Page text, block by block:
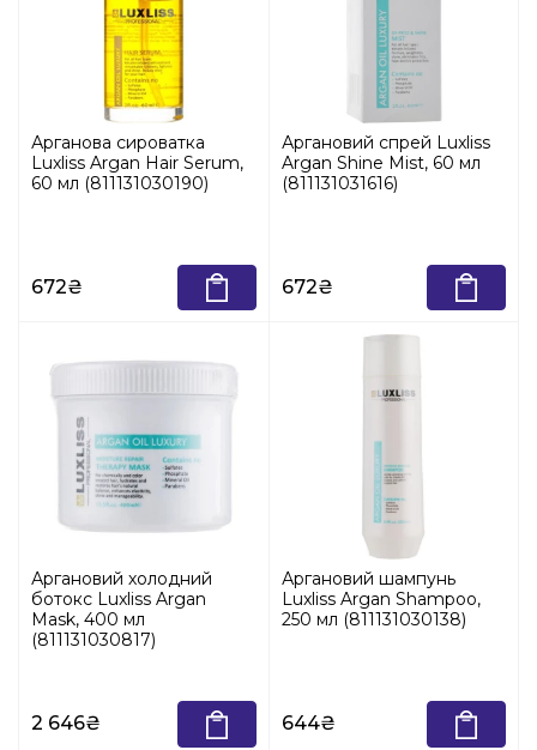
Арганова сироватка
Luxliss Argan Hair Serum,
60 мл (811131030190)
672₴
Аргановий спрей Luxliss
Argan Shine Mist, 60 мл
(811131031616)
672₴
Аргановий холодний
ботокс Luxliss Argan
Mask, 400 мл
(811131030817)
2 646₴
Аргановий шампунь
Luxliss Argan Shampoo,
250 мл (811131030138)
644₴